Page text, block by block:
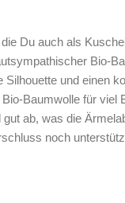
Du auch als
Bio-
und einen
Baumwolle für viel
ab, was die
noch